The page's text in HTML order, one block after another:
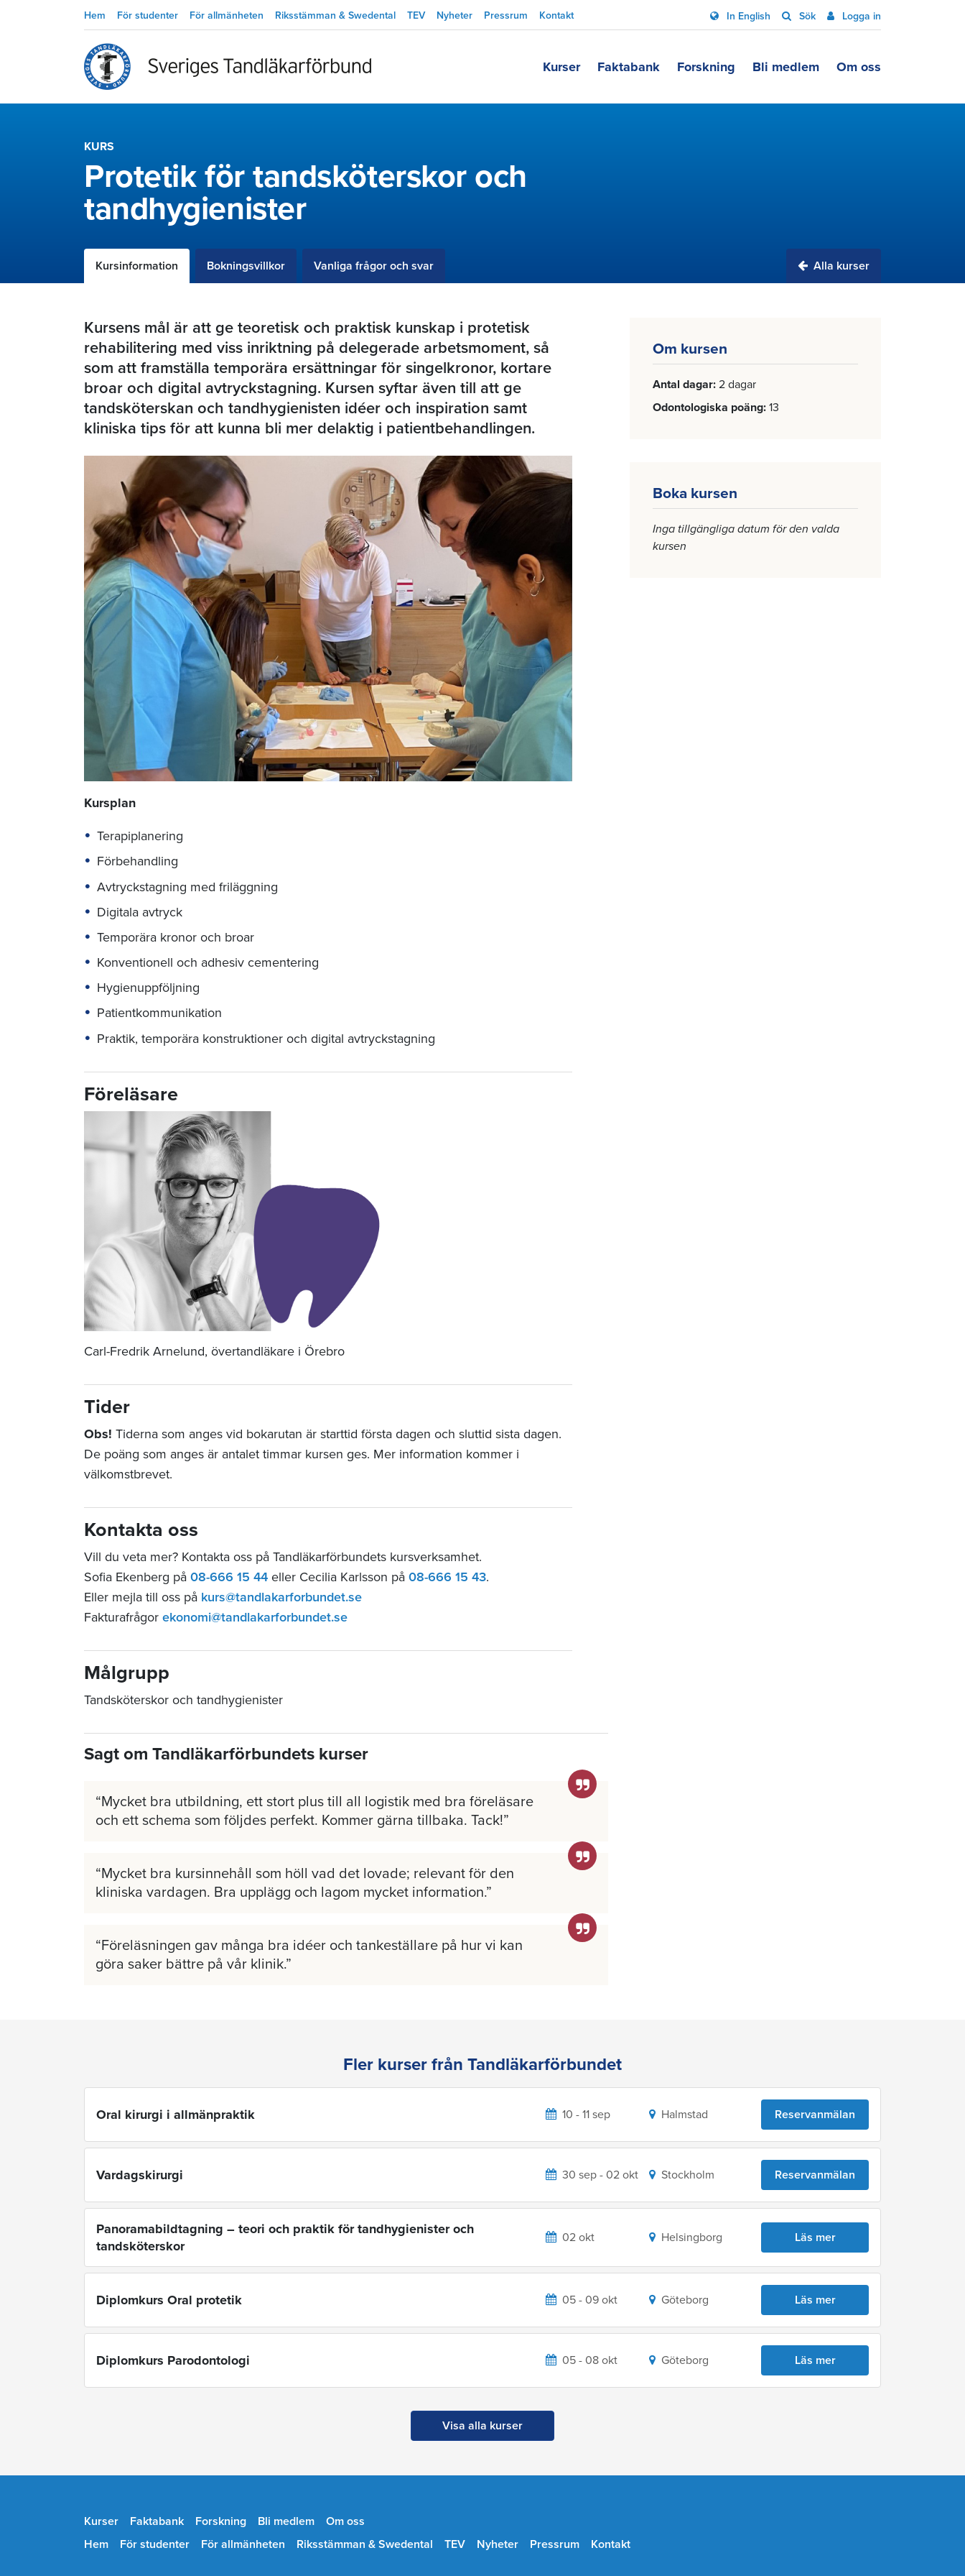
Hem För studenter För allmänheten Riksstämman & Swedental TEV Nyheter Pressrum Kontakt In English Sök Logga in
Kurser Faktabank Forskning Bli medlem Om oss
KURS
Protetik för tandsköterskor och
tandhygienister
Kursinformation Bokningsvillkor Vanliga frågor och svar Alla kurser
Om kursen
Antal dagar 2 dagar
Odontologiska poäng 13
Boka kursen
Inga tillgängliga datum för den valda
kursen
Kursens mål är att ge teoretisk och praktisk kunskap i protetisk
rehabilitering med viss inriktning på delegerade arbetsmoment, så
som att framställa temporära ersättningar för singelkronor, kortare
broar och digital avtryckstagning. Kursen syftar även till att ge
tandsköterskan och tandhygienisten idéer och inspiration samt
kliniska tips för att kunna bli mer delaktig i patientbehandlingen.
Kursplan
Terapiplanering
Förbehandling
Avtryckstagning med friläggning
Digitala avtryck
Temporära kronor och broar
Konventionell och adhesiv cementering
Hygienuppföljning
Patientkommunikation
Praktik, temporära konstruktioner och digital avtryckstagning
Föreläsare
Carl-Fredrik Arnelund, övertandläkare i Örebro
Tider
Obs! Tiderna som anges vid bokarutan är starttid första dagen och sluttid sista dagen.
De poäng som anges är antalet timmar kursen ges. Mer information kommer i
välkomstbrevet.
Kontakta oss
Vill du veta mer? Kontakta oss på Tandläkarförbundets kursverksamhet.
Sofia Ekenberg på 08-666 15 44 eller Cecilia Karlsson på 08-666 15 43.
Eller mejla till oss på kurs@tandlakarforbundet.se
Fakturafrågor ekonomi@tandlakarforbundet.se
Målgrupp
Tandsköterskor och tandhygienister
Sagt om Tandläkarförbundets kurser
Mycket bra utbildning, ett stort plus till all logistik med bra föreläsare
och ett schema som följdes perfekt. Kommer gärna tillbaka. Tack!
Mycket bra kursinnehåll som höll vad det lovade; relevant för den
kliniska vardagen. Bra upplägg och lagom mycket information.
Föreläsningen gav många bra idéer och tankeställare på hur vi kan
göra saker bättre på vår klinik.
Fler kurser från Tandläkarförbundet
Oral kirurgi i allmänpraktik 10 - 11 sep Halmstad Reservanmälan
Vardagskirurgi 30 sep - 02 okt Stockholm Reservanmälan
Panoramabildtagning – teori och praktik för tandhygienister och
tandsköterskor
02 okt Helsingborg Läs mer
Diplomkurs Oral protetik 05 - 09 okt Göteborg Läs mer
Diplomkurs Parodontologi 05 - 08 okt Göteborg Läs mer
Visa alla kurser
Kurser Faktabank Forskning Bli medlem
Om oss
Hem
För studenter För allmänheten Riksstämman & Swedental TEV Nyheter Pressrum Kontakt